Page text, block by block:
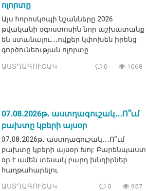
ոլորտը
Այս հորոսկոպի նշանները 2026
թվականի օգոստոսին նոր աշխատանք
են ստանալու․․․ովքեր կփոխեն իրենց
գործունեության ոլորտը
ԱՍՏՂԱԳՈՒՇԱԿ 0 1068
07․08․2026թ․ աստղագուշակ․․․Ո՞ւմ
բախտը կբերի այսօր
07․08․2026թ․ աստղագուշակ․․․Ո՞ւմ
բախտը կբերի այսօր Խոյ: Բարենպաստ
օր է ամեն տեսակ բարդ խնդիրներ
հաղթահարելու
ԱՍՏՂԱԳՈՒՇԱԿ 0 957